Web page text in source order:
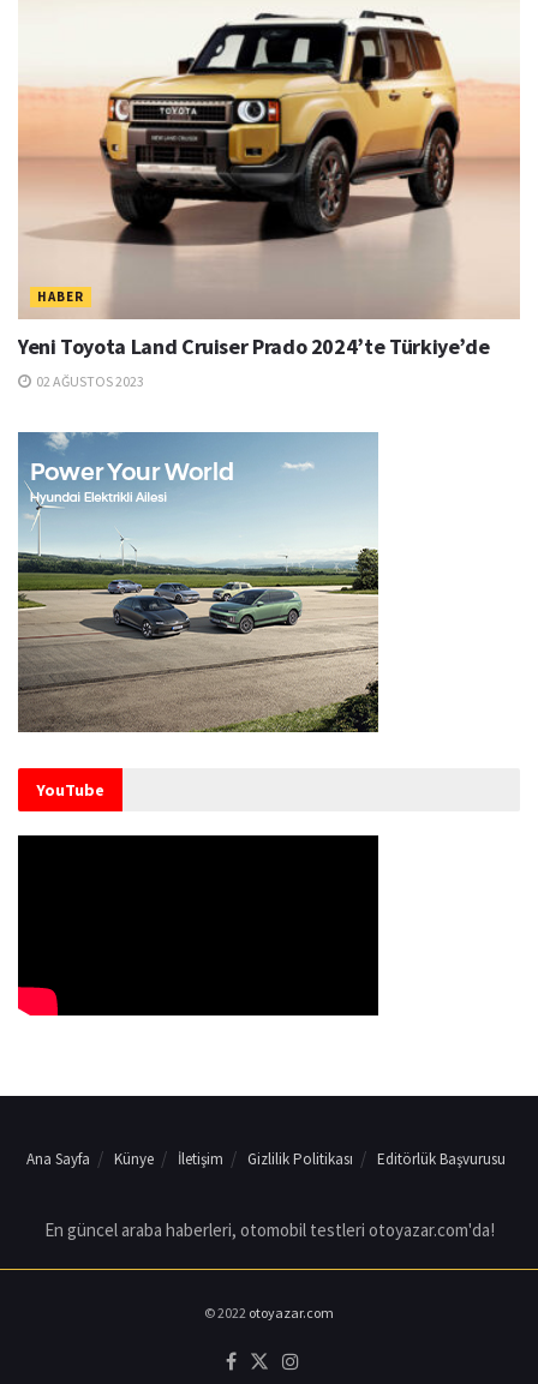
HABER
Yeni Toyota Land Cruiser Prado 2024’te Türkiye’de
02 AĞUSTOS 2023
YouTube
Ana Sayfa Künye İletişim Gizlilik Politikası Editörlük Başvurusu
En güncel araba haberleri, otomobil testleri otoyazar.com'da!
© 2022 otoyazar.com